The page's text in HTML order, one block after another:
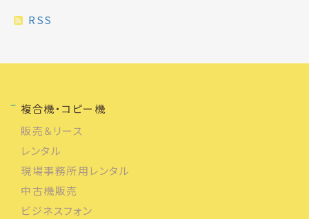
RSS
複合機・コピー機
販売＆リース
レンタル
現場事務所用レンタル
中古機販売
ビジネスフォン